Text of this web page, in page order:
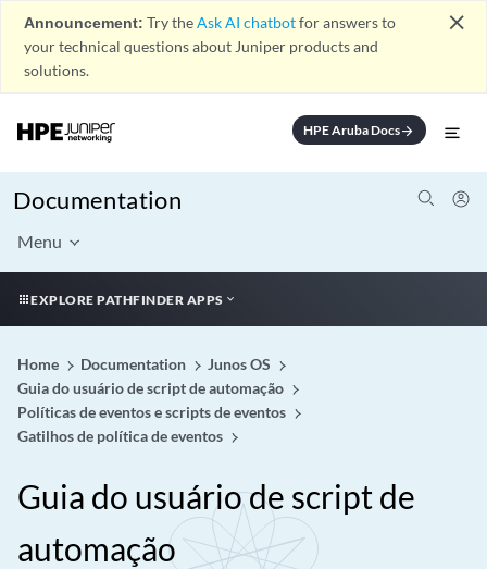
Announcement: Try theAsk AI chatbotfor answers to
your technical questions about Juniper products and
solutions.
close
HPE Aruba Docsarrow_forward
Documentation
Menu
EXPLORE PATHFINDER APPS
Home Documentation
Junos OS
Guia do usuário de script de automação
Políticas de eventos e scripts de eventos
Gatilhos de política de eventos
Guia do usuário de script de
automação